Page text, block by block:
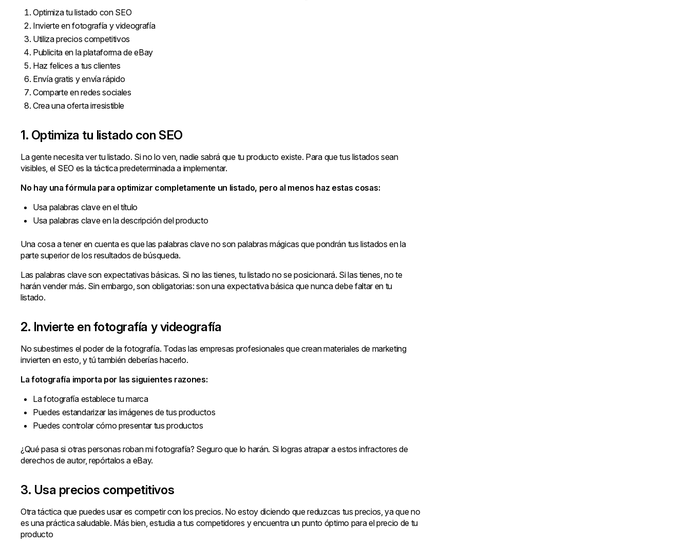
Optimiza tu listado con SEO
Invierte en fotografía y videografía
Utiliza precios competitivos
Publicita en la plataforma de eBay
Haz felices a tus clientes
Envía gratis y envía rápido
Comparte en redes sociales
Crea una oferta irresistible
1. Optimiza tu listado con SEO
La gente necesita ver tu listado. Si no lo ven, nadie sabrá que tu producto existe. Para que tus listados sean
visibles, el SEO es la táctica predeterminada a implementar.
No hay una fórmula para optimizar completamente un listado, pero al menos haz estas cosas:
Usa palabras clave en el título
Usa palabras clave en la descripción del producto
Una cosa a tener en cuenta es que las palabras clave no son palabras mágicas que pondrán tus listados en la
parte superior de los resultados de búsqueda.
Las palabras clave son expectativas básicas. Si no las tienes, tu listado no se posicionará. Si las tienes, no te
harán vender más. Sin embargo, son obligatorias: son una expectativa básica que nunca debe faltar en tu
listado.
2. Invierte en fotografía y videografía
No subestimes el poder de la fotografía. Todas las empresas profesionales que crean materiales de marketing
invierten en esto, y tú también deberías hacerlo.
La fotografía importa por las siguientes razones:
La fotografía establece tu marca
Puedes estandarizar las imágenes de tus productos
Puedes controlar cómo presentar tus productos
¿Qué pasa si otras personas roban mi fotografía? Seguro que lo harán. Si logras atrapar a estos infractores de
derechos de autor, repórtalos a eBay.
3. Usa precios competitivos
Otra táctica que puedes usar es competir con los precios. No estoy diciendo que reduzcas tus precios, ya que no
es una práctica saludable. Más bien, estudia a tus competidores y encuentra un punto óptimo para el precio de tu
producto